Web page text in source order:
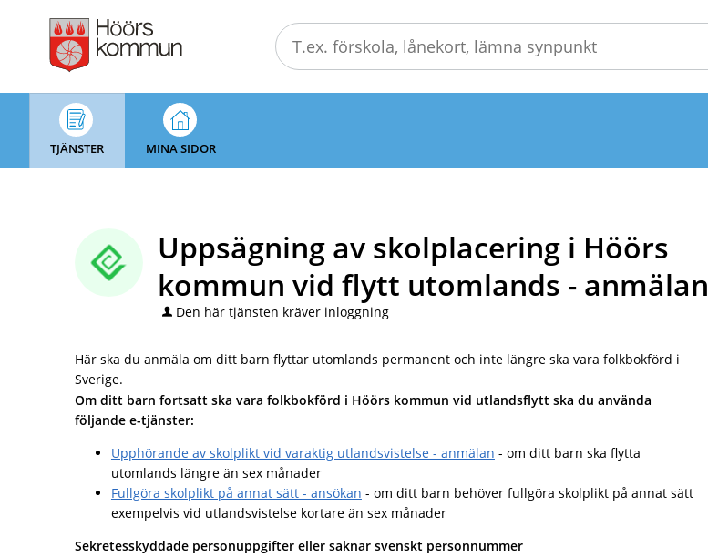
självservice
-
kommunTJÄNSTER MINA SIDOR
Uppsägning av skolplacering i Höörs
kommun vid flytt utomlands - anmälan
Den här tjänsten kräver inloggning
Här ska du anmäla om ditt barn flyttar utomlands permanent och inte längre ska vara folkbokförd i
Sverige.
Om ditt barn fortsatt ska vara folkbokförd i Höörs kommun vid utlandsflytt ska du använda
följande e-tjänster:
Upphörande av skolplikt vid varaktig utlandsvistelse - anmälan - om ditt barn ska flytta
utomlands längre än sex månader
Fullgöra skolplikt på annat sätt - ansökan - om ditt barn behöver fullgöra skolplikt på annat sätt
exempelvis vid utlandsvistelse kortare än sex månader
Sekretesskyddade personuppgifter eller saknar svenskt personnummer